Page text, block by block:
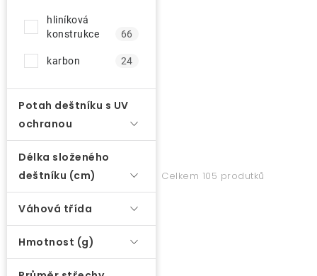
Kontakty
hliníková
konstrukce
66
karbon 24
Potah deštníku s UV
ochranou
Délka složeného
deštníku (cm)
Váhová třída
Hmotnost (g)
Celkem 105 produtků